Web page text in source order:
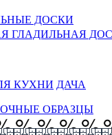
ДОСКИ
ГЛАДИЛЬНАЯ
КУХНИ ДАЧА
ОБРАЗЦЫ